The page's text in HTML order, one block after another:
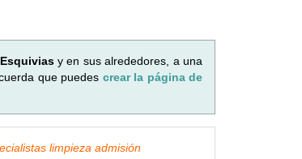
y en sus alrededores, a una
que puedes crear la página de
limpieza admisión